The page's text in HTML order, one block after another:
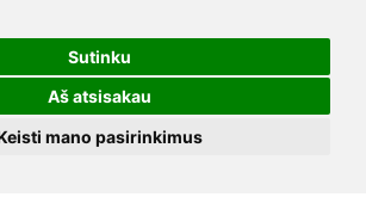
Sutinku
Aš atsisakau
mano pasirinkimus